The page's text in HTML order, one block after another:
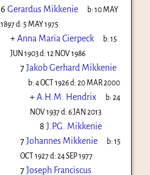
6 Gerardus Mikkenie b:10 MAY
1897d: 5 MAY 1975
+Anna Maria Cierpeck b:15
JUN 1903d: 12 NOV 1986
7Jakob Gerhard Mikkenie
b:4 OCT 1926d:20 MAR 2000
+A.H.M. Hendrix b:24
NOV 1937d: 6 JAN 2013
8 J.P.G. Mikkenie
7Johannes Mikkenie b:15
OCT 1927d: 24 SEP 1977
7Joseph Franciscus